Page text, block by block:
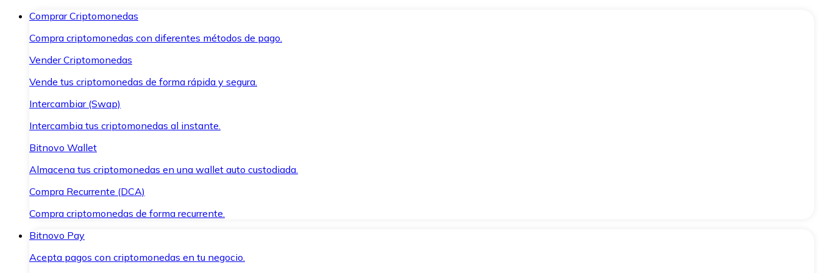
Comprar Criptomonedas
Compra criptomonedas con diferentes métodos de pago.
Vender Criptomonedas
Vende tus criptomonedas de forma rápida y segura.
Intercambiar (Swap)
Intercambia tus criptomonedas al instante.
Bitnovo Wallet
Almacena tus criptomonedas en una wallet auto custodiada.
Compra Recurrente (DCA)
Compra criptomonedas de forma recurrente.
Bitnovo Pay
Acepta pagos con criptomonedas en tu negocio.